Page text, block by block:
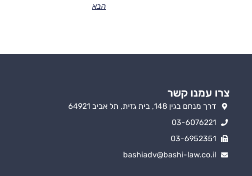
הבא
צרו עמנו קשר
דרך מנחם בגין 148, בית גזית, תל אביב 64921
03-6076221
03-6952351
bashiadv@bashi-law.co.il